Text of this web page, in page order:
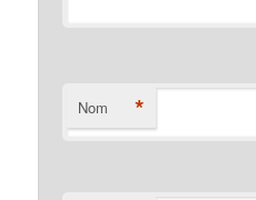
Nom *